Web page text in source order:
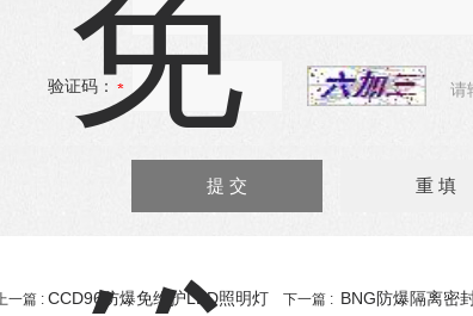
验证码： 请
一篇 : CCD96防爆免维护LED照明灯 下一篇 : BNG防爆隔离密